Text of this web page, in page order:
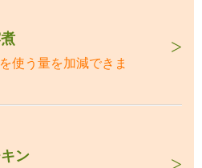
使う量を加減できま
ン